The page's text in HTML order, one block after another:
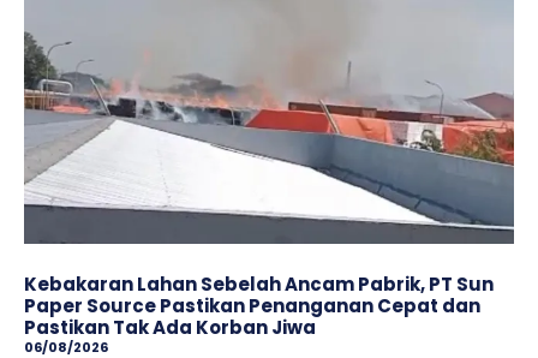
Kebakaran Lahan Sebelah Ancam Pabrik, PT Sun
Paper Source Pastikan Penanganan Cepat dan
Pastikan Tak Ada Korban Jiwa
06/08/2026